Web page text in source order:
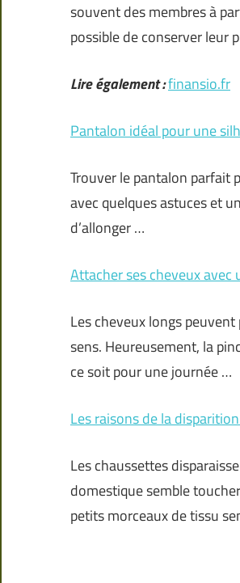
souvent des membres à
possible de conserver leur
Lire également :finansio.fr
Pantalon idéal pour une
Trouver le pantalon parfait
avec quelques astuces et
d’allonger …
Attacher ses cheveux avec
Les cheveux longs
sens. Heureusement, la
ce soit pour une journée …
Les raisons de la
Les chaussettes
domestique semble
petits morceaux de tissu